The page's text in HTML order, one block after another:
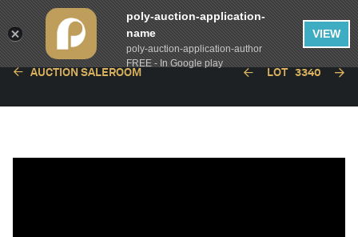
AUCTION SALEROOM LOT 3340
poly-auction-application-
name
poly-auction-application-author
FREE - In Google play
VIEW